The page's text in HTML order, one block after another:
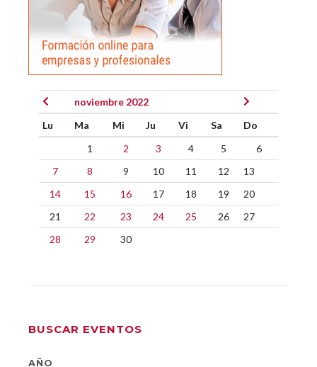
noviembre 2022
Lu
Ma Mi Ju Vi Sa
Do
1
2 3 4 5
6
7
8 9 10 11 12
13
14
15 16 17 18 19
20
21
22 23 24 25 26
27
28
29 30
BUSCAR EVENTOS
AÑO